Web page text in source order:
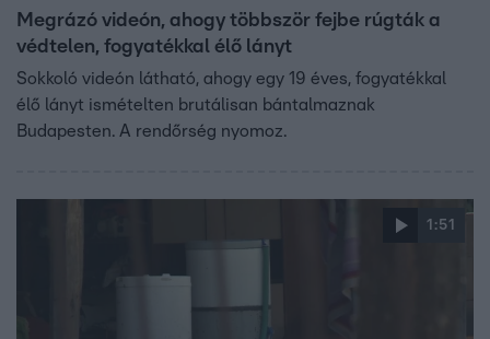
Megrázó videón, ahogy többször fejbe rúgták a
védtelen, fogyatékkal élő lányt
Sokkoló videón látható, ahogy egy 19 éves, fogyatékkal
élő lányt ismételten brutálisan bántalmaznak
Budapesten. A rendőrség nyomoz.
1:51